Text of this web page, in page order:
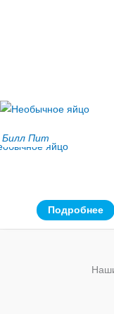
Билл Пит
яйцо
Подробнее